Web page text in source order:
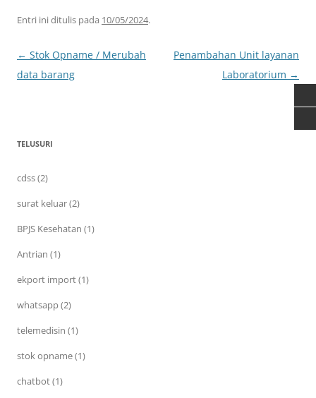
Entri ini ditulis pada 10/05/2024.
Navigasi
← Stok Opname / Merubah
data barang
Penambahan Unit layanan
Laboratorium →
TELUSURI
cdss (2)
surat keluar (2)
BPJS Kesehatan (1)
Antrian (1)
ekport import (1)
whatsapp (2)
telemedisin (1)
stok opname (1)
chatbot (1)